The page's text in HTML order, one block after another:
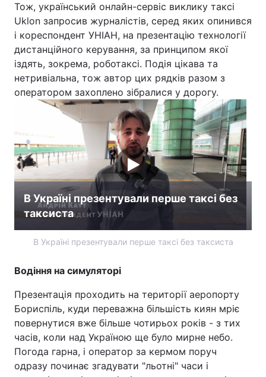
Техно і зв'язок Лайт
Зброя Інциденти
Здоров'я Туризм
Цікавинки Погода
Екологія Регіони
Лонгріди
Відео з Youtube Статті
Інтерв'ю Думки
Послуги
Тож, український онлайн-сервіс виклику таксі
Uklon запросив журналістів, серед яких опинився
і кореспондент УНІАН, на презентацію технології
дистанційного керування, за принципом якої
іздять, зокрема, роботаксі. Подія цікава та
нетривіальна, тож автор цих рядків разом з
оператором захоплено зібралися у дорогу.
В Україні презентували перше таксі без
таксиста
В Україні презентували перше таксі без таксиста
Водіння на симуляторі
Презентація проходить на території аеропорту
Бориспіль, куди переважна більшість киян мріє
повернутися вже більше чотирьох років - з тих
часів, коли над Україною ще було мирне небо.
Погода гарна, і оператор за кермом поруч
одразу починає згадувати "льотні" часи і